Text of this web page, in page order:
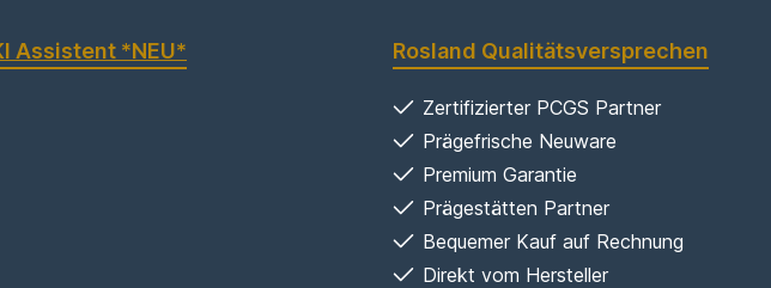
Assistent *NEU* Rosland Qualitätsversprechen
Zertifizierter PCGS Partner
Prägefrische Neuware
Premium Garantie
Prägestätten Partner
Bequemer Kauf auf Rechnung
Direkt vom Hersteller